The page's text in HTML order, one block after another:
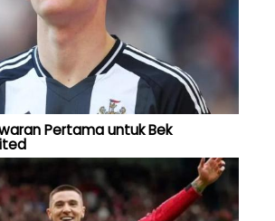
Pertama untuk Bek